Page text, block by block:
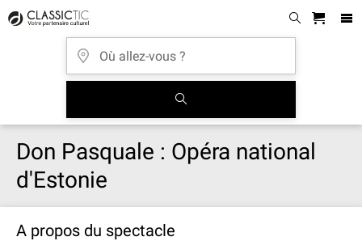
Don Pasquale : Opéra national
d'Estonie
A propos du spectacle